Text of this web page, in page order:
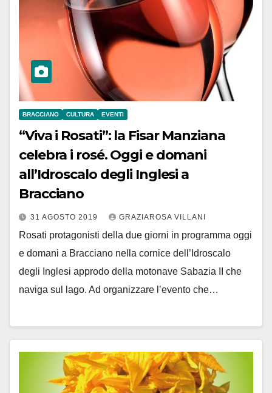
BRACCIANO CULTURA EVENTI
“Viva i Rosati”: la Fisar Manziana
celebra i rosé. Oggi e domani
all’Idroscalo degli Inglesi a
Bracciano
31 AGOSTO 2019 GRAZIAROSA VILLANI
Rosati protagonisti della due giorni in programma oggi
e domani a Bracciano nella cornice dell’Idroscalo
degli Inglesi approdo della motonave Sabazia II che
naviga sul lago. Ad organizzare l’evento che…